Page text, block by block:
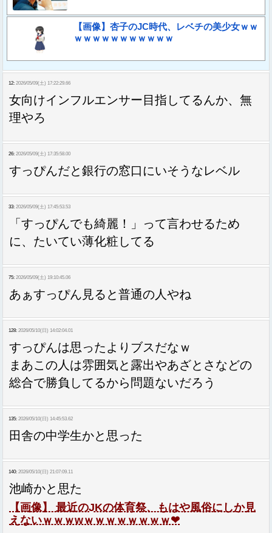
【画像】杏子のJC時代、レベチの美少女ｗｗ
ｗｗｗｗｗｗｗｗｗｗｗ
12: 2026/05/09(土) 17:22:29.66
女向けインフルエンサー目指してるんか、無
理やろ
26: 2026/05/09(土) 17:35:58.00
すっぴんだと銀行の窓口にいそうなレベル
33: 2026/05/09(土) 17:45:53.53
「すっぴんでも綺麗！」って言わせるため
に、たいてい薄化粧してる
75: 2026/05/09(土) 19:10:45.06
あぁすっぴん見ると普通の人やね
128: 2026/05/10(日) 14:02:04.01
すっぴんは思ったよりブスだなｗ
まあこの人は雰囲気と露出やあざとさなどの
総合で勝負してるから問題ないだろう
135: 2026/05/10(日) 14:45:53.62
田舎の中学生かと思った
140: 2026/05/10(日) 21:07:09.11
池崎かと思た
【画像】 最近のJKの体育祭、もはや風俗にしか見
えないｗｗｗwｗｗｗｗｗｗｗｗ❤